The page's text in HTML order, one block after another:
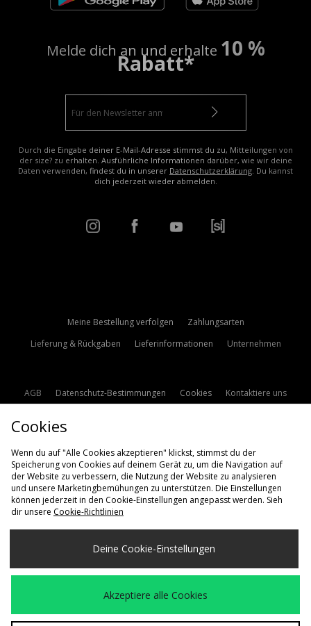
Melde dich an und erhalte 10 %
Rabatt*
Durch die Eingabe deiner E-Mail-Adresse stimmst du zu, Mitteilungen von
der size? zu erhalten. Ausführliche Informationen darüber, wie wir deine
Daten verwenden, findest du in unserer Datenschutzerklärung. Du kannst
dich jederzeit wieder abmelden.
Meine Bestellung verfolgen
Zahlungsarten
Lieferung & Rückgaben
Lieferinformationen Unternehmen
AGB Datenschutz-Bestimmungen Cookies
Kontaktiere uns
Lieferung Nach
Deutschland
Wir akzeptieren die folgenden Zahlungsmethoden
Cookies
Wenn du auf "Alle Cookies akzeptieren" klickst, stimmst du der
Speicherung von Cookies auf deinem Gerät zu, um die Navigation auf
der Website zu verbessern, die Nutzung der Website zu analysieren
und unsere Marketingbemühungen zu unterstützen. Die Einstellungen
können jederzeit in den Cookie-Einstellungen angepasst werden. Sieh
dir unsere Cookie-Richtlinien
Deine Cookie-Einstellungen
Akzeptiere alle Cookies